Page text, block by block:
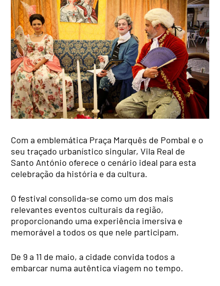
Com a emblemática Praça Marquês de Pombal e o
seu traçado urbanístico singular, Vila Real de
Santo António oferece o cenário ideal para esta
celebração da história e da cultura.
O festival consolida-se como um dos mais
relevantes eventos culturais da região,
proporcionando uma experiência imersiva e
memorável a todos os que nele participam.
De 9 a 11 de maio, a cidade convida todos a
embarcar numa autêntica viagem no tempo.